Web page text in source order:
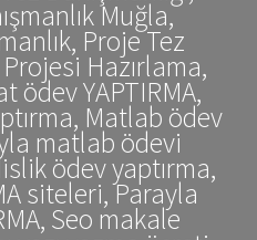
Muğla,
Proje Tez
Projesi Hazırlama,
ödev YAPTIRMA,
Matlab ödev
matlab ödevi
ödev yaptırma,
siteleri, Parayla
Seo makale